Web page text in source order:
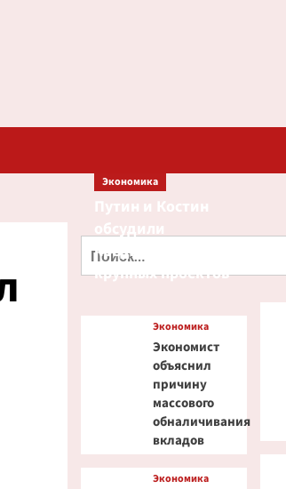
Экономика
кредитование
крупных проектов
Экономика
Экономист
объяснил
причину
массового
обналичивания
вкладов
Экономика